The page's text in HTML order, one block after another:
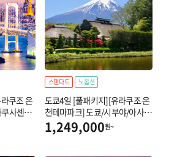
쿠조 온
사센소
유의여
스탠다드 노옵션
도쿄4일 [풀패키지][유라쿠조 온
천테마파크] 도쿄/시부야/아사쿠
사센소지/하코네/오다이바/자유
의여신상
1,249,000원~